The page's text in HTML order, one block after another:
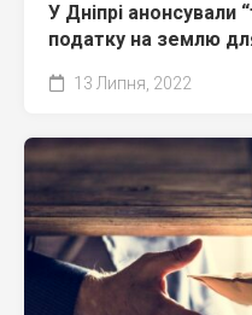
У Дніпрі анонсували
податку на землю
13 Липня, 2022